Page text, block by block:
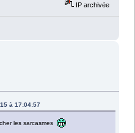
IP archivée
à 17:04:57
les sarcasmes